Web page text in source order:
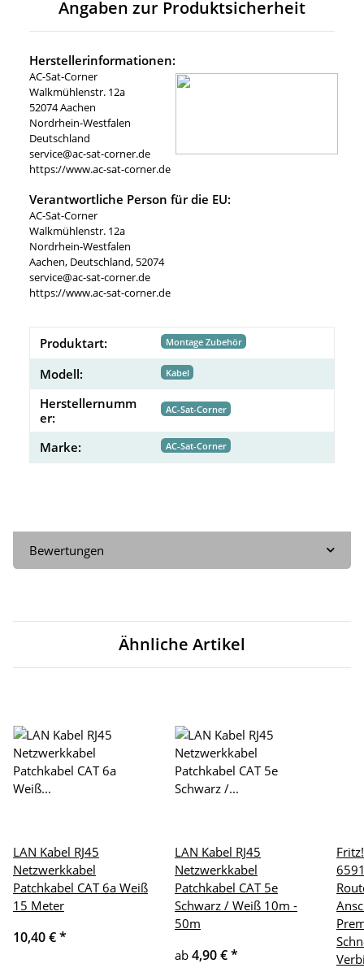
Angaben zur Produktsicherheit
Herstellerinformationen:
AC-Sat-Corner
Walkmühlenstr. 12a
52074 Aachen
Nordrhein-Westfalen
Deutschland
service@ac-sat-corner.de
https://www.ac-sat-corner.de
Verantwortliche Person für die EU:
AC-Sat-Corner
Walkmühlenstr. 12a
Nordrhein-Westfalen
Aachen, Deutschland, 52074
service@ac-sat-corner.de
https://www.ac-sat-corner.de
Produktart: Montage Zubehör
Modell: Kabel
Herstellernumm
er:
AC-Sat-Corner
Marke: AC-Sat-Corner
Bewertungen
Ähnliche Artikel
LAN Kabel RJ45
Netzwerkkabel
Patchkabel CAT 6a Weiß
15 Meter
10,40 €*
LAN Kabel RJ45
Netzwerkkabel
Patchkabel CAT 5e
Schwarz / Weiß 10m -
50m
ab 4,90 €*